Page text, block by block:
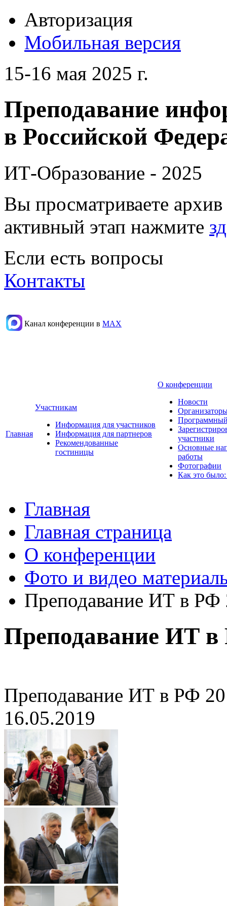
Авторизация
Мобильная версия
15-16 мая 2025 г.
Преподавание
в Российской
ИТ-Образование - 2025
Вы просматриваете
активный этап нажмите
Если есть вопросы
Контакты
Канал конференции в МАХ
Главная
Участникам
Информация для участников
Информация для партнеров
Рекомендованные
гостиницы
О конференции
Новости
участники
Основные
работы
Фотографии
Как это
Главная
Главная страница
О конференции
Фото и видео
Преподавание ИТ в РФ
Преподавание ИТ в
Преподавание ИТ в РФ
16.05.2019